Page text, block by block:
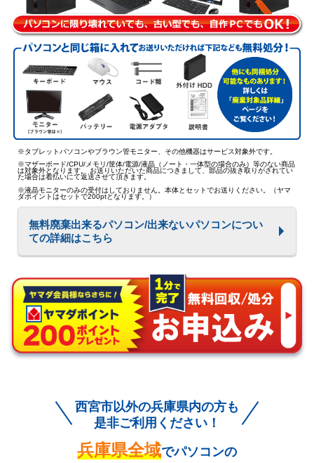
※タブレットパソコンやブラウン管モニター、その他機器はサービス対象外です。
※マザーボード/CPU/メモリ/筐体/電源/液晶（ノート・一体型の場合のみ）等のない商品
は対象外となります。 お送りいただいた商品につきまして、部品の抜き取りがされてい
た場合は着払いにて返送させて頂きます。
※液晶モニターのみの受付はしておりません。本体とセットでお送りください。（ヤマ
ダポイントはセットで200ptとなります。）
無料廃棄出来るパソコン/出来ないパソコンについ
ての詳細はこちら
西宮市以外の兵庫県内の方も
是非ご利用ください！
兵庫県全域でパソコンの